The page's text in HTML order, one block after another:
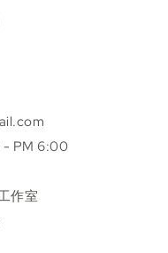
- PM 6:00
作室